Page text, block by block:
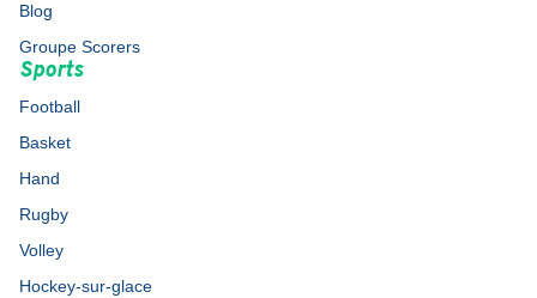
Blog
Groupe Scorers
Sports
Football
Basket
Hand
Rugby
Volley
Hockey-sur-glace